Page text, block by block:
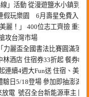
」活動 從漫遊鹽水小鎮到
假玩樂園 6月壽星免費入園
麗！」 400位志工齊撿 重拾
攻台灣市場
力麗盃全國書法比賽圓滿落
林酒店 住宿券33折起 餐券88
連續4週大Fun送 住宿、美
驗日5/18登場 參加即抽澎湖
電 號召全台新能源車主 開